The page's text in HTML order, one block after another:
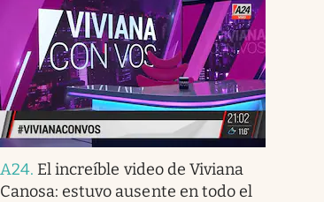
A24. El increíble video de Viviana
Canosa: estuvo ausente en todo el